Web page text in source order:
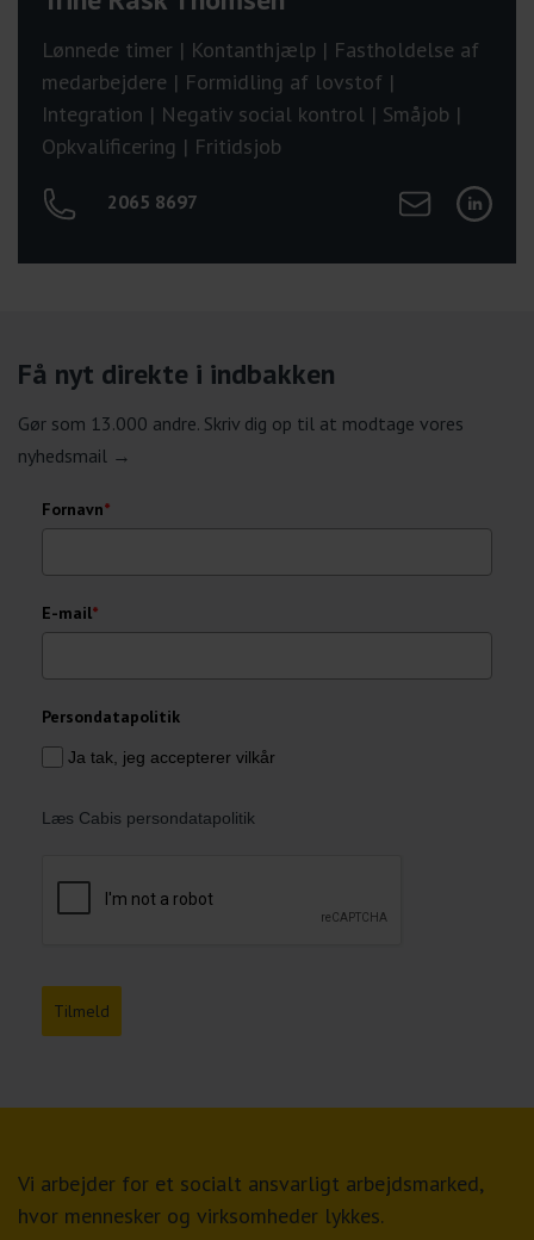
Lønnede timer | Kontanthjælp | Fastholdelse af
medarbejdere | Formidling af lovstof |
Integration | Negativ social kontrol | Småjob |
Opkvalificering | Fritidsjob
2065 8697 Send mail til
Tilgå
Få nyt direkte i indbakken
Gør som 13.000 andre. Skriv dig op til at modtage vores
nyhedsmail →
Fornavn*
E-mail*
Persondatapolitik
Ja tak, jeg accepterer vilkår
Læs Cabis persondatapolitik
Tilmeld
Vi arbejder for et socialt ansvarligt arbejdsmarked,
hvor mennesker og virksomheder lykkes.